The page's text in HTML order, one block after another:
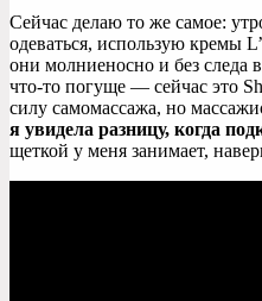
Сейчас делаю то же самое:
одеваться, использую кремы
они молниеносно и без
что-то погуще — сейчас это
силу самомассажа, но
я увидела разницу, когда
щеткой у меня занимает,